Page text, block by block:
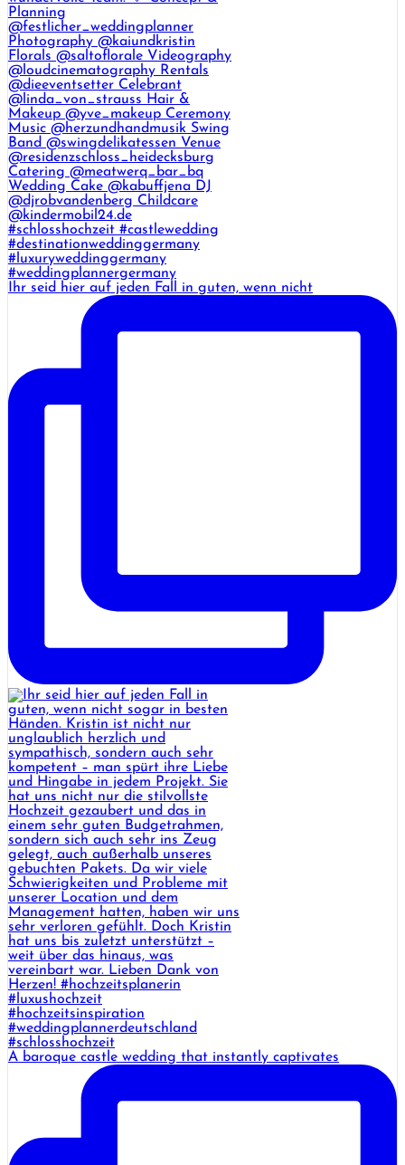
Ihr seid hier auf jeden Fall in guten, wenn nicht
A baroque castle wedding that instantly captivates